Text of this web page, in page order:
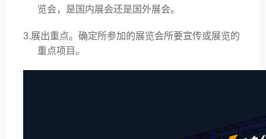
览会，是国内展会还是国外展会。
3.展出重点。确定所参加的展览会所要宣传或展览的
重点项目。